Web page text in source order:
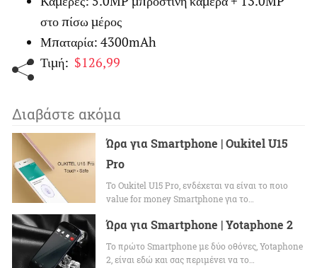
στο πίσω μέρος
Μπαταρία: 4300mAh
Τιμή: $126,99
Διαβάστε ακόμα
Ώρα για Smartphone | Oukitel U15
Pro
Το Oukitel U15 Pro, ενδέχεται να είναι το ποιο
value for money Smartphone για το…
Ώρα για Smartphone | Yotaphone 2
Το πρώτο Smartphone με δύο οθόνες, Yotaphone
2, είναι εδώ και σας περιμένει να το…